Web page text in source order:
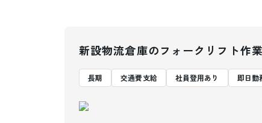
新設物流倉庫のフォークリフト作
長期 交通費支給 社員登用あり 即日勤